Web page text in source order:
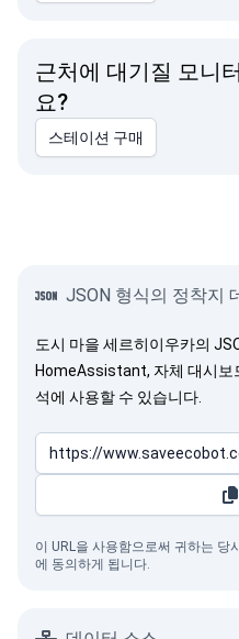
근처에 대기질 모니
요?
스테이션 구매
JSON 형식의 정착지
도시 마을 세르히이우카의
HomeAssistant, 자체 대시보
석에 사용할 수 있습니다.
이 URL을 사용함으로써 귀하는 당
에 동의하게 됩니다.